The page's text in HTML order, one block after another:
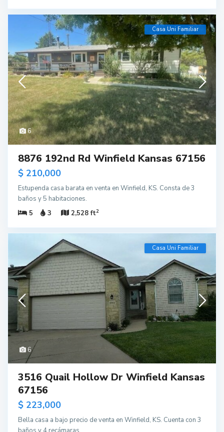
6
Casa Uni Familiar
8876 192nd Rd Winfield Kansas 67156
$ 210,000
Estupenda casa barata en venta en Winfield, KS. Consta de 3
baños y 5 habitaciones.
5
3 2,528 ft2
6
Casa Uni Familiar
3516 Quail Hollow Dr Winfield Kansas
67156
$ 223,000
Bella casa a bajo precio de venta en Winfield, KS. Cuenta con 3